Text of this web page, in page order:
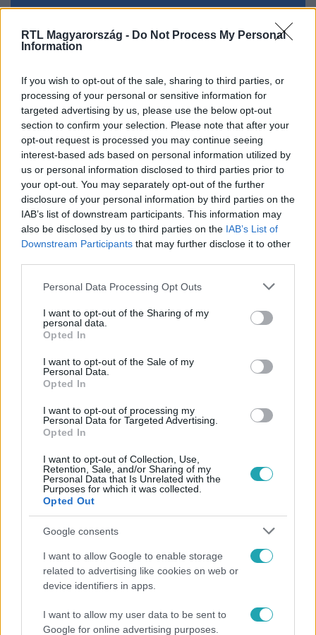
RTL Magyarország - Do Not Process My Personal
Information
If you wish to opt-out of the sale, sharing to third parties, or
processing of your personal or sensitive information for
targeted advertising by us, please use the below opt-out
section to confirm your selection. Please note that after your
opt-out request is processed you may continue seeing
interest-based ads based on personal information utilized by
us or personal information disclosed to third parties prior to
your opt-out. You may separately opt-out of the further
disclosure of your personal information by third parties on the
IAB’s list of downstream participants. This information may
also be disclosed by us to third parties on the IAB’s List of
Downstream Participants that may further disclose it to other
Please note that this website/app uses one or more Google
not limited to your visit or usage behaviour. You may click to
grant or deny consent to Google and its third-party tags to
use your data for below specified purposes in below Google
consent section.
Personal Data Processing Opt Outs
I want to opt-out of the Sharing of my
personal data.
Opted In
I want to opt-out of the Sale of my
Personal Data.
Opted In
I want to opt-out of processing my
Personal Data for Targeted Advertising.
Opted In
I want to opt-out of Collection, Use,
Retention, Sale, and/or Sharing of my
Personal Data that Is Unrelated with the
Purposes for which it was collected.
Opted Out
Google consents
I want to allow Google to enable storage
related to advertising like cookies on web or
device identifiers in apps.
I want to allow my user data to be sent to
Google for online advertising purposes.
Követem
#BALESET-BŰNÜGY #RÁKOSRENDEZŐ #BALESET
VONAT SÍNEK MÁV #
Reggeli
„Magyarként nekem nagyon fura volt” – Pusztai
Olivér elárulta, milyen valójában az élet a világ
legélhetőbb városában